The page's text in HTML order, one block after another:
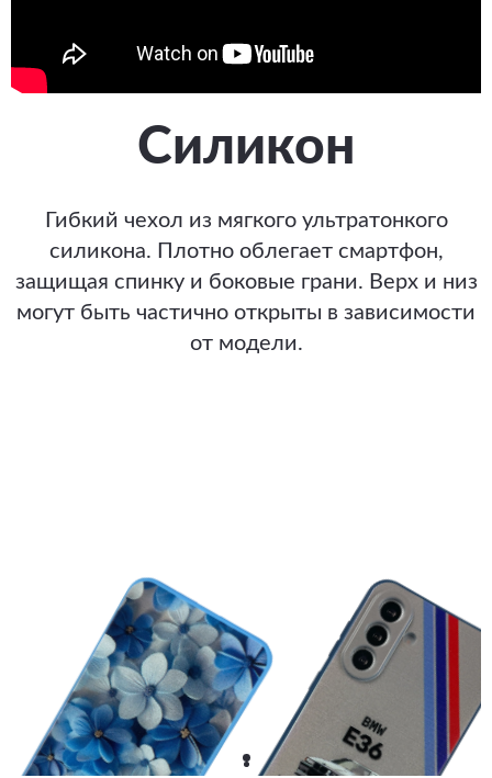
Силикон
Гибкий чехол из мягкого ультратонкого
силикона. Плотно облегает смартфон,
защищая спинку и боковые грани. Верх и низ
могут быть частично открыты в зависимости
от модели.